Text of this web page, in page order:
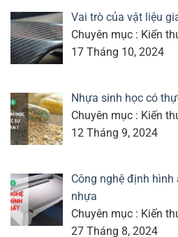
Vai trò của vật liệu
Chuyên mục : Kiến
17 Tháng 10, 2024
Nhựa sinh học có
Chuyên mục : Kiến
12 Tháng 9, 2024
Công nghệ định
nhựa
Chuyên mục : Kiến
27 Tháng 8, 2024